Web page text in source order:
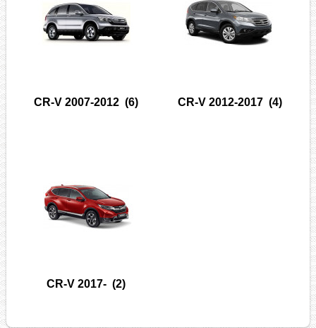
CR-V 2007-2012(6) CR-V 2012-2017 (4)
CR-V 2017-(2)